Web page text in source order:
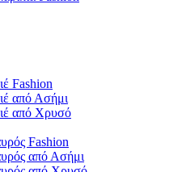
Fashion
από Ασήμι
από Χρυσό
Fashion
από Ασήμι